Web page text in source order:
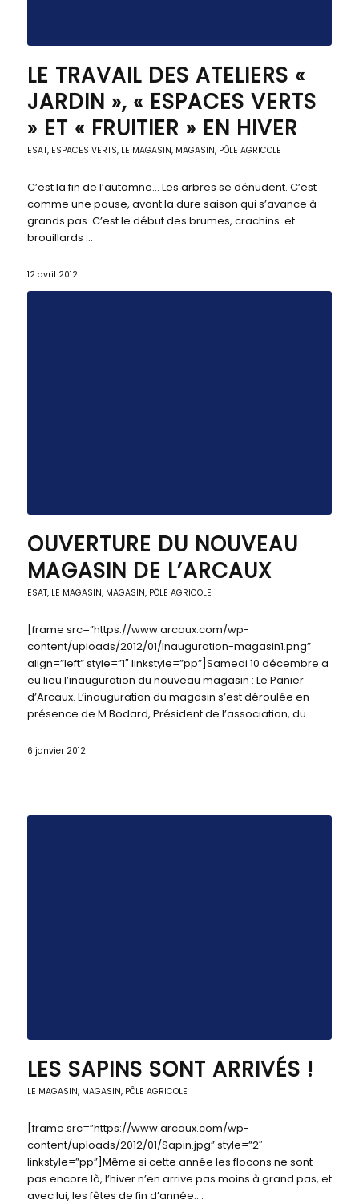
LE TRAVAIL DES ATELIERS «
JARDIN », « ESPACES VERTS
» ET « FRUITIER » EN HIVER
ESAT, ESPACES VERTS, LE MAGASIN, MAGASIN, PÔLE AGRICOLE
C’est la fin de l’automne… Les arbres se dénudent. C’est
comme une pause, avant la dure saison qui s’avance à
grands pas. C’est le début des brumes, crachins et
brouillards …
12 avril 2012
OUVERTURE DU NOUVEAU
MAGASIN DE L’ARCAUX
ESAT, LE MAGASIN, MAGASIN, PÔLE AGRICOLE
[frame src=”https://www.arcaux.com/wp-
content/uploads/2012/01/Inauguration-magasin1.png”
align=”left” style=”1″ linkstyle=”pp”]Samedi 10 décembre a
eu lieu l’inauguration du nouveau magasin : Le Panier
d’Arcaux. L’inauguration du magasin s’est déroulée en
présence de M.Bodard, Président de l’association, du…
6 janvier 2012
LES SAPINS SONT ARRIVÉS !
LE MAGASIN, MAGASIN, PÔLE AGRICOLE
[frame src=”https://www.arcaux.com/wp-
content/uploads/2012/01/Sapin.jpg” style=”2″
linkstyle=”pp”]Même si cette année les flocons ne sont
pas encore là, l’hiver n’en arrive pas moins à grand pas, et
avec lui, les fêtes de fin d’année.…